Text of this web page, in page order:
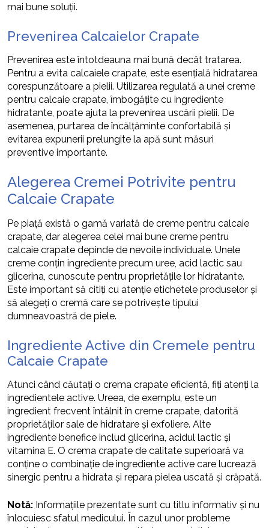
mai bune soluții.
Prevenirea Calcaielor Crapate
Prevenirea este întotdeauna mai bună decât tratarea.
Pentru a evita calcaiele crapate, este esențială hidratarea
corespunzătoare a pielii. Utilizarea regulată a unei creme
pentru calcaie crapate, îmbogățite cu ingrediente
hidratante, poate ajuta la prevenirea uscării pielii. De
asemenea, purtarea de încălțăminte confortabilă și
evitarea expunerii prelungite la apă sunt măsuri
preventive importante.
Alegerea Cremei Potrivite pentru
Calcaie Crapate
Pe piață există o gamă variată de creme pentru calcaie
crapate, dar alegerea celei mai bune creme pentru
calcaie crapate depinde de nevoile individuale. Unele
creme conțin ingrediente precum uree, acid lactic sau
glicerina, cunoscute pentru proprietățile lor hidratante.
Este important să citiți cu atenție etichetele produselor și
să alegeți o cremă care se potrivește tipului
dumneavoastră de piele.
Ingrediente Active din Cremele pentru
Calcaie Crapate
Atunci când căutați o crema crapate eficientă, fiți atenți la
ingredientele active. Ureea, de exemplu, este un
ingredient frecvent întâlnit în creme crapate, datorită
proprietăților sale de hidratare și exfoliere. Alte
ingrediente benefice includ glicerina, acidul lactic și
vitamina E. O crema crapate de calitate superioară va
conține o combinație de ingrediente active care lucrează
sinergic pentru a hidrata și repara pielea uscată și crăpată.
Notă: Informațiile prezentate sunt cu titlu informativ și nu
înlocuiesc sfatul medicului. În cazul unor probleme